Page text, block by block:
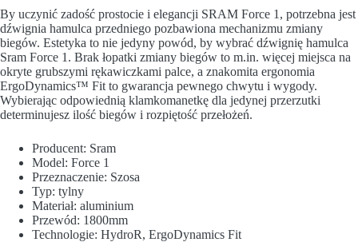
By uczynić zadość prostocie i elegancji SRAM Force 1, potrzebna jest
dźwignia hamulca przedniego pozbawiona mechanizmu zmiany
biegów. Estetyka to nie jedyny powód, by wybrać dźwignię hamulca
Sram Force 1. Brak łopatki zmiany biegów to m.in. więcej miejsca na
okryte grubszymi rękawiczkami palce, a znakomita ergonomia
ErgoDynamics™ Fit to gwarancja pewnego chwytu i wygody.
Wybierając odpowiednią klamkomanetkę dla jedynej przerzutki
determinujesz ilość biegów i rozpiętość przełożeń.
Producent: Sram
Model: Force 1
Przeznaczenie: Szosa
Typ: tylny
Materiał: aluminium
Przewód: 1800mm
Technologie: HydroR, ErgoDynamics Fit